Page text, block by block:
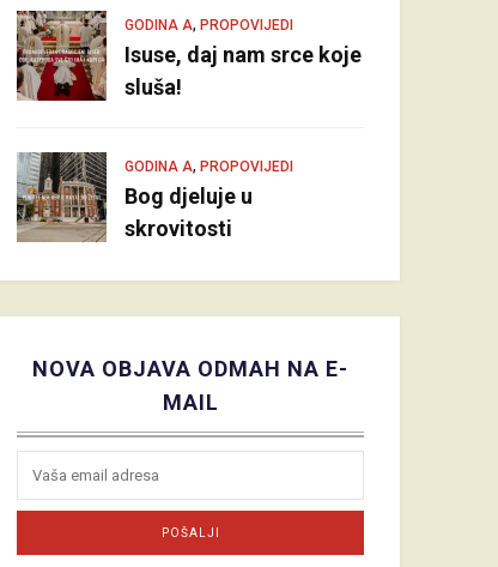
GODINA A, PROPOVIJEDI
Isuse, daj nam srce koje
sluša!
GODINA A, PROPOVIJEDI
Bog djeluje u
skrovitosti
NOVA OBJAVA ODMAH NA E-
MAIL